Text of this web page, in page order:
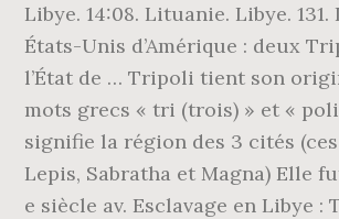
Libye. 14:08. Lituanie. Libye.
États-Unis d’Amérique : deux
l’État de … Tripoli tient son
mots grecs « tri (trois) » et «
signifie la région des 3 cités
Lepis, Sabratha et Magna) Elle
e siècle av. Esclavage en Libye